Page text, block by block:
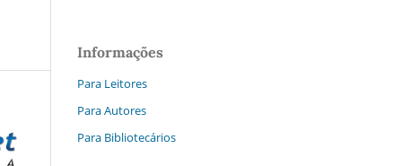
Informações
Para Leitores
Para Autores
Para Bibliotecários